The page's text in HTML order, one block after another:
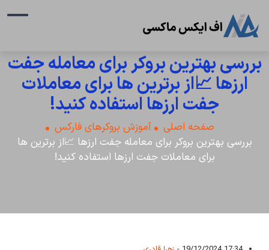
بررسی بهترین بروکر برای معامله جفت
ارزها 📈از برترین ها برای معاملات
جفت ارزها استفاده کنید!
صفحه اصلی
آموزش بروکرهای فارکس
بررسی بهترین بروکر برای معامله جفت ارزها 📈از برترین ها
برای معاملات جفت ارزها استفاده کنید!